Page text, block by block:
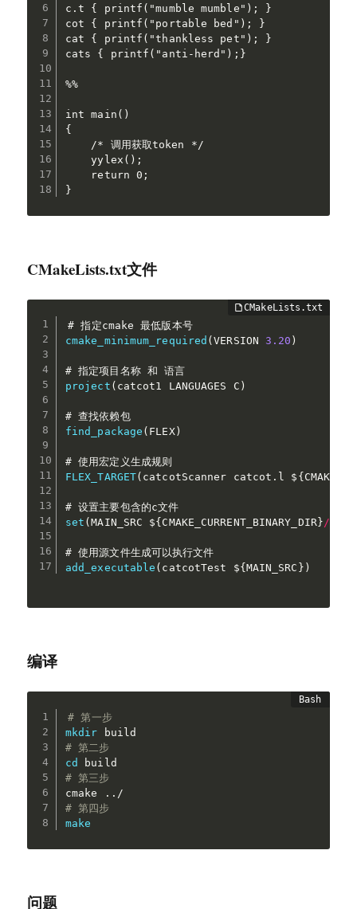
c.t { printf("mumble mumble"); }
cot { printf("portable bed"); }
cat { printf("thankless pet"); }
cats { printf("anti-herd");}
%%
int main()
{
    /* 调用获取token */
    yylex();
    return 0;
}
CMakeLists.txt文件
# 指定cmake 最低版本号
cmake_minimum_required (VERSION 3.20 )
project ( catcot1 LANGUAGES C )
# 查找依赖包
find_package ( FLEX)
FLEX_TARGET( catcotScanner catcot . l $ {
set (MAIN_SRC ${CMAKE_CURRENT_BINARY_DIR} /
add_executable ( catcotTest ${MAIN_SRC } )
编译
# 第一步
mkdir
# 第二步
cd
# 第三步
cmake
..
# 第四步
make
问题